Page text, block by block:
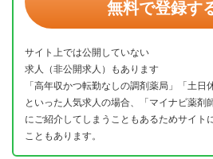
無料で登録す
サイト上では公開していない
求人（非公開求人）もあります
「高年収かつ転勤なしの調剤薬局」「土日
といった人気求人の場合、「マイナビ薬剤
にご紹介してしまうこともあるためサイト
こともあります。